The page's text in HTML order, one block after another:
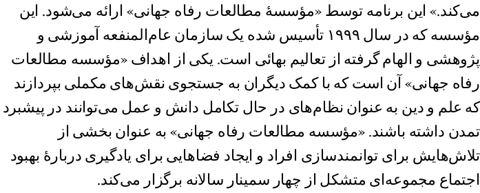
می‌کند.» این برنامه توسط «مؤسسۀ مطالعات رفاه جهانی» ارائه می‌شود. این
مؤسسه که در سال ۱۹۹۹ تأسیس شده یک سازمان عام‌المنفعه آموزشی و
پژوهشی و الهام گرفته از تعالیم بهائی است. یکی از اهداف «مؤسسه مطالعات
رفاه جهانی» آن است که با کمک دیگران به جستجوی نقش‌های مکملی بپردازند
که علم و دین به عنوان نظام‌های در حال تکامل دانش و عمل می‌توانند در پیشبرد
تمدن داشته باشند. «مؤسسه مطالعات رفاه جهانی» به عنوان بخشی از
تلاش‌هایش برای توانمندسازی افراد و ایجاد فضاهایی برای یادگیری دربارۀ بهبود
اجتماع مجموعه‌ای متشکل از چهار سمینار سالانه برگزار می‌کند.